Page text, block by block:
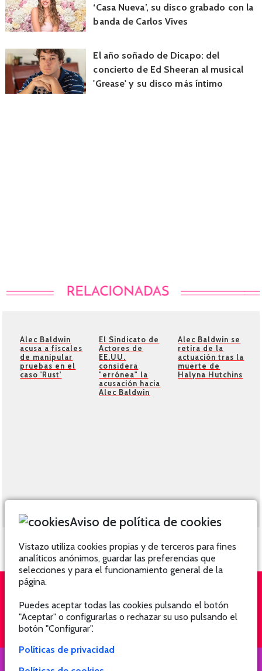
‘Casa Nueva’, su disco grabado con la
banda de Carlos Vives
El año soñado de Dicapo: del
concierto de Ed Sheeran al musical
'Grease' y su disco más íntimo
Alec Baldwin
acusa a fiscales
de manipular
pruebas en el
caso 'Rust'
El Sindicato de
Actores de
EE.UU.
considera
"errónea" la
acusación hacia
Alec Baldwin
Alec Baldwin se
retira de la
actuación tras la
muerte de
Halyna Hutchins
QUIÉNES SOMOS
Aviso de política de cookies
Vistazo utiliza cookies propias y de terceros para fines
analíticos anónimos, guardar las preferencias que
selecciones y para el funcionamiento general de la
página.
Puedes aceptar todas las cookies pulsando el botón
"Aceptar" o configurarlas o rechazar su uso pulsando el
botón "Configurar".
Políticas de privacidad